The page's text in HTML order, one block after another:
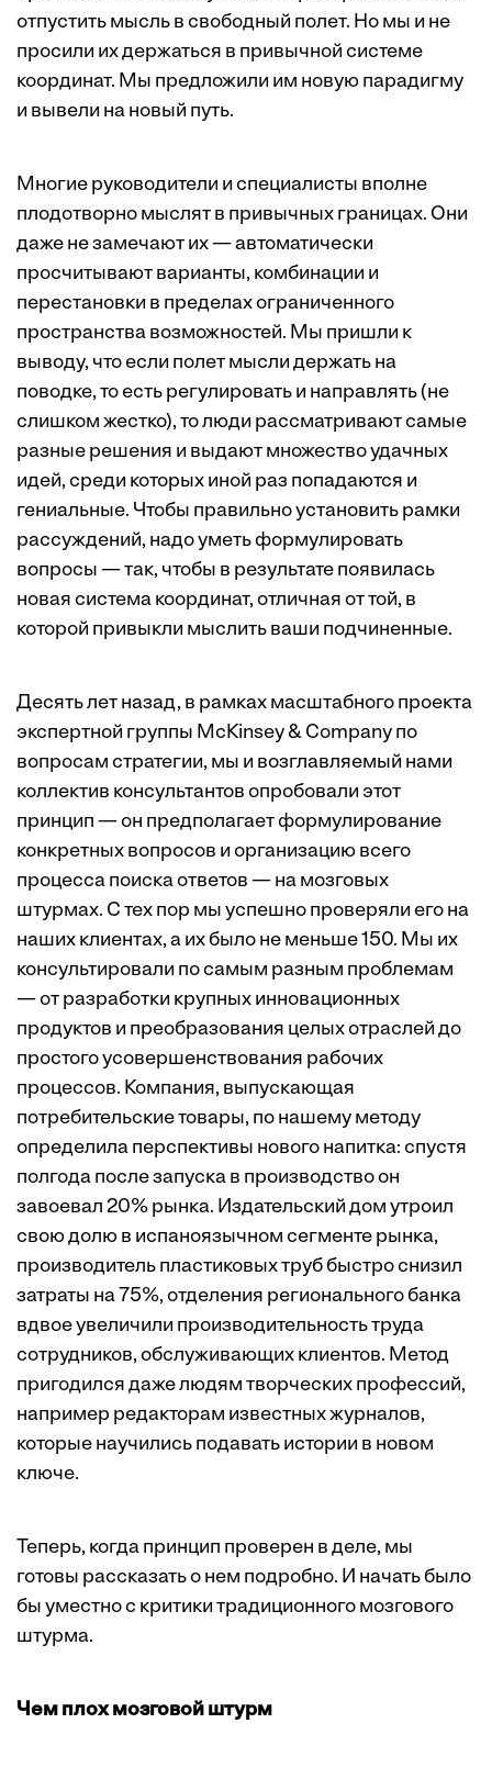
отпустить мысль в свободный полет. Но мы и не
просили их держаться в привычной системе
координат. Мы предложили им новую парадигму
и вывели на новый путь.
Многие руководители и специалисты вполне
плодотворно мыслят в привычных границах. Они
даже не замечают их — автоматически
просчитывают варианты, комбинации и
перестановки в пределах ограниченного
пространства возможностей. Мы пришли к
выводу, что если полет мысли держать на
поводке, то есть регулировать и направлять (не
слишком жест­ко)­, то люди рассматривают самые
разные решения и выдают множество удачных
идей, среди которых иной раз попадаются и
гениальные. Чтобы правильно установить рамки
рассуждений, надо уметь формулировать
вопросы — так, чтобы в результате появилась
новая система координат, отличная от той, в
которой привыкли мыслить ваши подчиненные.
Десять лет назад, в рамках масштабного проекта
экспертной группы McKinsey & Company по
вопросам стратегии, мы и возглавляемый нами
коллектив консультантов опробовали этот
принцип — он предполагает формулирование
конкретных вопросов и организацию всего
процесса поиска ответов — на мозговых
штурмах. С тех пор мы успешно проверяли его на
наших клиентах, а их было не меньше 150. Мы их
консультировали по самым разным проблемам
— от разработки крупных инновационных
продуктов и преобразования целых отраслей до
простого усовершенствования рабочих
процессов. Компания, выпускающая
потребительские товары, по нашему методу
определила перспективы нового напитка: спустя
полгода после запуска в производство он
завоевал 20% рынка. Издательский дом утроил
свою долю в испаноязычном сегменте рынка,
производитель пластиковых труб быстро снизил
затраты на 75%, отделения регионального банка
вдвое увеличили производительность труда
сотрудников, обслуживающих клиентов. Метод
пригодился даже людям творческих профессий,
например редакторам известных журналов,
которые научились подавать истории в новом
ключе.
Теперь, когда принцип проверен в деле, мы
готовы рассказать о нем подробно. И начать было
бы уместно с критики традиционного мозгового
штурма.
Чем плох мозговой штурм